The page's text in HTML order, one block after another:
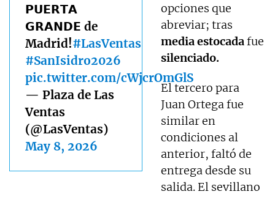
𝗣𝗨𝗘𝗥𝗧𝗔
𝗚𝗥𝗔𝗡𝗗𝗘 de
Madrid!#LasVentas
#SanIsidro2026
pic.twitter.com/cWjcrOmGlS
— Plaza de Las
Ventas
(@LasVentas)
May 8, 2026
opciones que
abreviar; tras
media estocadafue
silenciado.
El tercero para
Juan Ortega fue
similar en
condiciones al
anterior, faltó de
entrega desde su
salida. El sevillano